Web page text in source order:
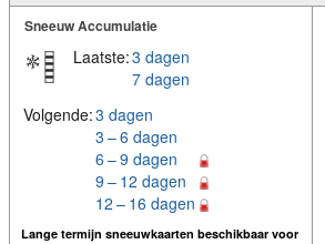
Sneeuw Accumulatie
Laatste:3 dagen
7 dagen
Volgende:3 dagen
3 – 6 dagen
6 – 9 dagen
9 – 12 dagen
12 – 16 dagen
Lange termijn sneeuwkaarten beschikbaar voor